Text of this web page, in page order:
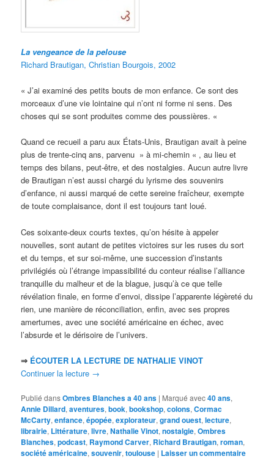
La vengeance de la pelouse
Richard Brautigan, Christian Bourgois, 2002
« J’ai examiné des petits bouts de mon enfance. Ce sont des
morceaux d’une vie lointaine qui n’ont ni forme ni sens. Des
choses qui se sont produites comme des poussières. «
Quand ce recueil a paru aux États-Unis, Brautigan avait à peine
plus de trente-cinq ans, parvenu » à mi-chemin « , au lieu et
temps des bilans, peut-être, et des nostalgies. Aucun autre livre
de Brautigan n’est aussi chargé du lyrisme des souvenirs
d’enfance, ni aussi marqué de cette sereine fraîcheur, exempte
de toute complaisance, dont il est toujours tant loué.
Ces soixante-deux courts textes, qu’on hésite à appeler
nouvelles, sont autant de petites victoires sur les ruses du sort
et du temps, et sur soi-même, une succession d’instants
privilégiés où l’étrange impassibilité du conteur réalise l’alliance
tranquille du malheur et de la blague, jusqu’à ce que telle
révélation finale, en forme d’envoi, dissipe l’apparente légèreté du
rien, une manière de réconciliation, enfin, avec ses propres
amertumes, avec une société américaine en échec, avec
l’absurde et le dérisoire de l’univers.
⇒ ÉCOUTER LA LECTURE DE NATHALIE VINOT
Continuer la lecture →
Publié dansOmbres Blanches a 40 ans | Marqué avec40 ans,
Annie Dillard,aventures,book,bookshop,colons,Cormac
McCarty,enfance,épopée,explorateur,grand ouest,lecture,
librairie, Littérature,livre,Nathalie Vinot,nostalgie,Ombres
Blanches,podcast, Raymond Carver, Richard Brautigan,roman,
société américaine,souvenir,toulouse | Laisser un commentaire